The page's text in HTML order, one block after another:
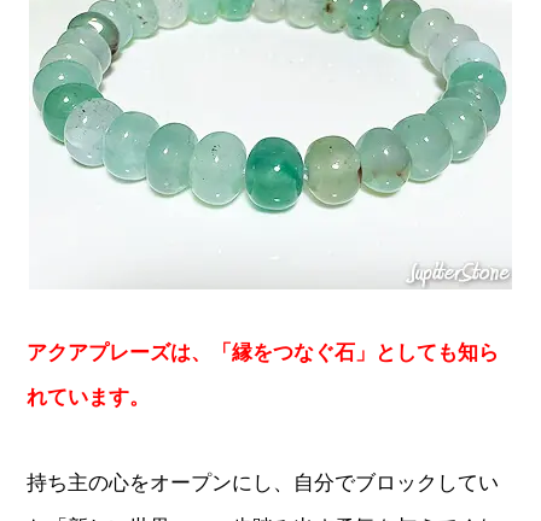
アクアプレーズは、「縁をつなぐ石」としても知ら
れています。
持ち主の心をオープンにし、自分でブロックしてい